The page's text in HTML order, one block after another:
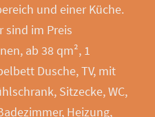
und einer Küche.
sind im Preis
ab 38 qm², 1
Dusche, TV, mit
Sitzecke, WC,
Heizung,